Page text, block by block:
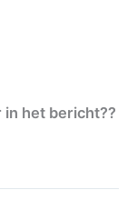
het bericht??